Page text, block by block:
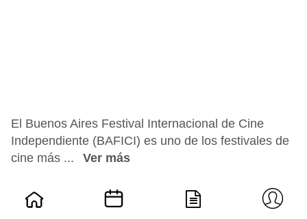
El Buenos Aires Festival Internacional de Cine
Independiente (BAFICI) es uno de los festivales de
cine más ...
Ver más